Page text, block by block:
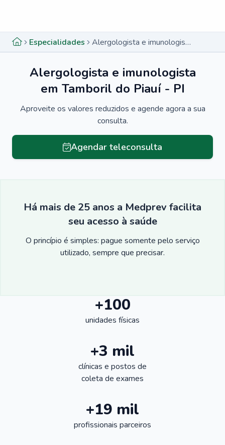
Especialidades Alergologista e imunologista em Tamboril do Piauí - PI
Alergologista e imunologista
em Tamboril do Piauí - PI
Aproveite os valores reduzidos e agende agora a sua
consulta.
Agendar teleconsulta
Há mais de 25 anos a Medprev facilita
seu acesso à saúde
O princípio é simples: pague somente pelo serviço
utilizado, sempre que precisar.
+100
unidades físicas
+3 mil
clínicas e postos de
coleta de exames
+19 mil
profissionais parceiros